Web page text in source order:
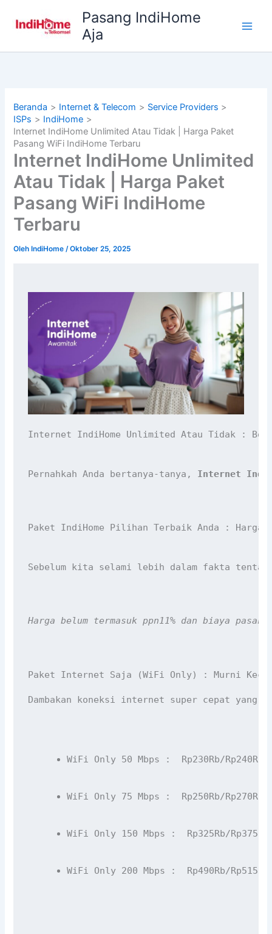
Pasang IndiHome
Aja
Beranda Internet & Telecom
Service Providers
ISPs
IndiHome
Internet IndiHome Unlimited Atau Tidak | Harga Paket
Pasang WiFi IndiHome Terbaru
Internet IndiHome Unlimited
Atau Tidak | Harga Paket
Pasang WiFi IndiHome
Terbaru
Oleh IndiHome/Oktober 25, 2025
Internet IndiHome Unlimited Atau Tidak :
Pernahkah Anda bertanya-tanya, Internet
Paket IndiHome Pilihan Terbaik Anda : Harga
Sebelum kita selami lebih dalam fakta
Harga belum termasuk ppn11% dan biaya
Paket Internet Saja (WiFi Only) : Murni
Dambakan koneksi internet super cepat yang
WiFi Only 50 Mbps :  Rp230Rb/Rp240Rb/
WiFi Only 75 Mbps :  Rp250Rb/Rp270Rb/
WiFi Only 150 Mbps :  Rp325Rb/Rp375Rb/
WiFi Only 200 Mbps :  Rp490Rb/Rp515Rb/